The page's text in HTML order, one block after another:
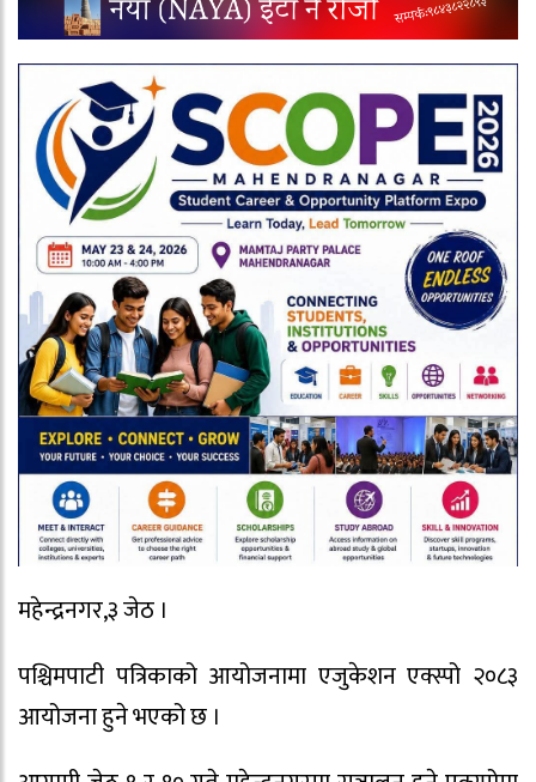
महेन्द्रनगर,३ जेठ ।
पश्चिमपाटी पत्रिकाको आयोजनामा एजुकेशन एक्स्पो २०८३
आयोजना हुने भएको छ ।